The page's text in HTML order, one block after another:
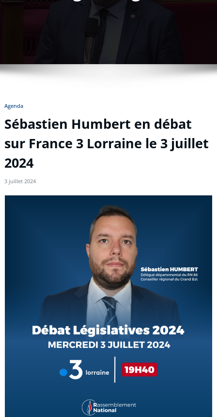
Agenda
Sébastien Humbert en débat
sur France 3 Lorraine le 3 juillet
2024
3 juillet 2024